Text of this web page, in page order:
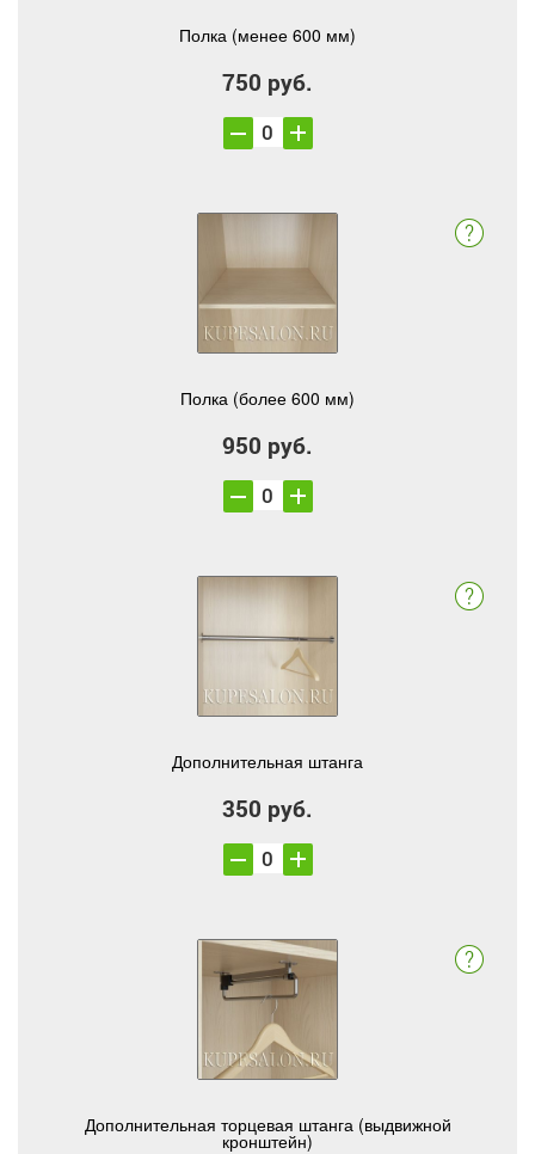
Полка (менее 600 мм)
750 руб.
Полка (более 600 мм)
950 руб.
Дополнительная штанга
350 руб.
Дополнительная торцевая штанга (выдвижной
кронштейн)